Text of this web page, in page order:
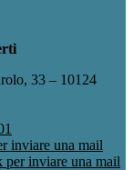
33 – 10124
inviare una mail
per inviare una mail